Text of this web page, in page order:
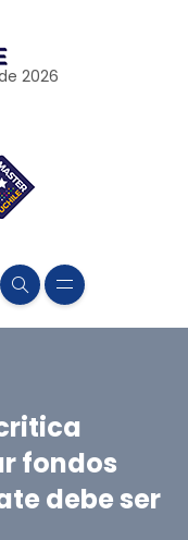
2026
fondos
debe ser